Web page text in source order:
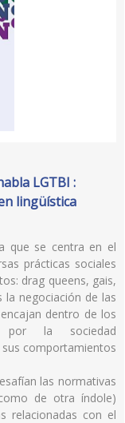
LGTBI :
lingüística
que se centra en el
prácticas sociales
drag queens, gais,
la negociación de las
dentro de los
por la sociedad
comportamientos
las normativas
de otra índole)
relacionadas con el